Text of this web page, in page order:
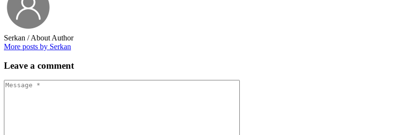
Serkan / About Author
More posts by Serkan
Leave a comment